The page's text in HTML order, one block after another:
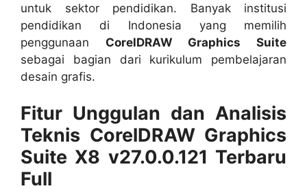
untuk sektor pendidikan. Banyak institusi
pendidikan di Indonesia yang memilih
penggunaan CorelDRAW Graphics Suite
sebagai bagian dari kurikulum pembelajaran
desain grafis.
Fitur Unggulan dan Analisis
Teknis CorelDRAW Graphics
Suite X8 v27.0.0.121 Terbaru
Full